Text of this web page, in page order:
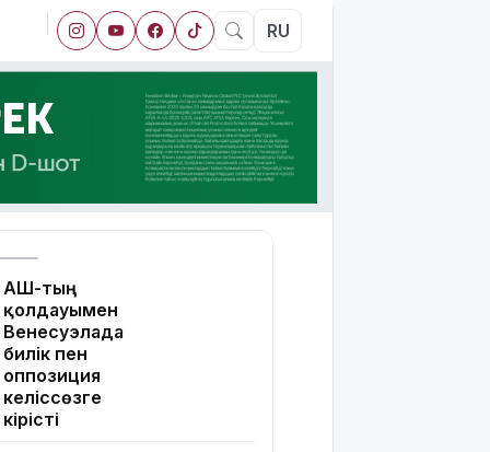
RU
АҚШ-тың
қолдауымен
Венесуэлада
билік пен
оппозиция
келіссөзге
кірісті